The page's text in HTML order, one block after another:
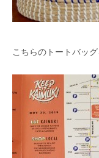
こちらのトートバッ